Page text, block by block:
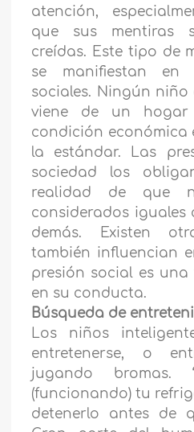
atención,
que sus mentiras
creídas. Este tipo de
se manifiestan en
sociales. Ningún
viene de un
condición económica
la estándar. Las
sociedad los
realidad de que
considerados iguales
demás. Existen
también influencian
presión social es
en su conducta.
Búsqueda de
Los niños
entretenerse, o
jugando bromas.
(funcionando) tu
detenerlo antes de